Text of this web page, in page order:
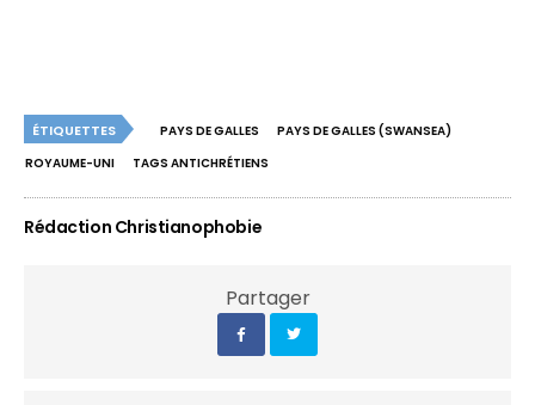
ÉTIQUETTES PAYS DE GALLES
PAYS DE GALLES (SWANSEA)
ROYAUME-UNI
TAGS ANTICHRÉTIENS
Rédaction Christianophobie
Partager